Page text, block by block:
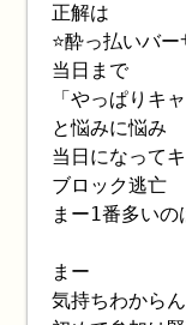
正解は
⭐️酔っ払いバ
当日まで
「やっぱりキ
と悩みに悩み
当日になって
ブロック逃亡
まー1番多いの
まー
気持ちわから